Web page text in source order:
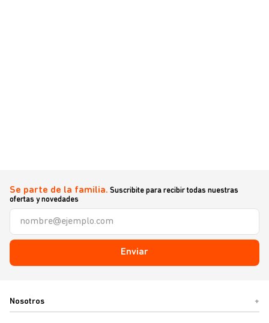
Se parte de la familia. Suscribite para recibir todas nuestras
ofertas y novedades
Enviar
Nosotros +